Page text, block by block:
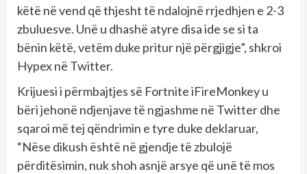
këtë në vend që thjesht të ndalojnë rrjedhjen e 2-3
zbuluesve. Unë u dhashë atyre disa ide se si ta
bënin këtë, vetëm duke pritur një përgjigje”, shkroi
Hypex në Twitter.
Krijuesi i përmbajtjes së Fortnite iFireMonkey u
bëri jehonë ndjenjave të ngjashme në Twitter dhe
sqaroi më tej qëndrimin e tyre duke deklaruar,
“Nëse dikush është në gjendje të zbulojë
përditësimin, nuk shoh asnjë arsye që unë të mos